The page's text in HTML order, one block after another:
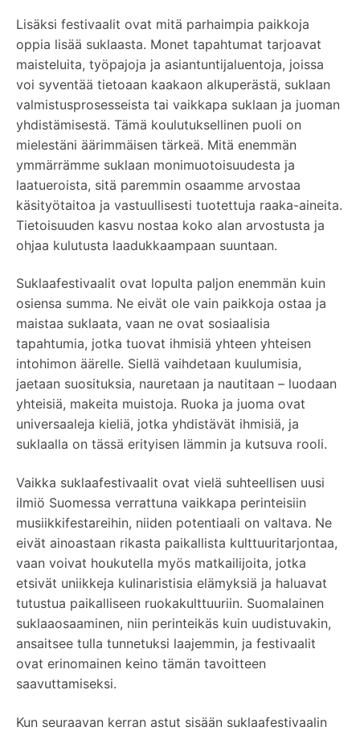
Lisäksi festivaalit ovat mitä parhaimpia paikkoja
oppia lisää suklaasta. Monet tapahtumat tarjoavat
maisteluita, työpajoja ja asiantuntijaluentoja, joissa
voi syventää tietoaan kaakaon alkuperästä, suklaan
valmistusprosesseista tai vaikkapa suklaan ja juoman
yhdistämisestä. Tämä koulutuksellinen puoli on
mielestäni äärimmäisen tärkeä. Mitä enemmän
ymmärrämme suklaan monimuotoisuudesta ja
laatueroista, sitä paremmin osaamme arvostaa
käsityötaitoa ja vastuullisesti tuotettuja raaka-aineita.
Tietoisuuden kasvu nostaa koko alan arvostusta ja
ohjaa kulutusta laadukkaampaan suuntaan.
Suklaafestivaalit ovat lopulta paljon enemmän kuin
osiensa summa. Ne eivät ole vain paikkoja ostaa ja
maistaa suklaata, vaan ne ovat sosiaalisia
tapahtumia, jotka tuovat ihmisiä yhteen yhteisen
intohimon äärelle. Siellä vaihdetaan kuulumisia,
jaetaan suosituksia, nauretaan ja nautitaan – luodaan
yhteisiä, makeita muistoja. Ruoka ja juoma ovat
universaaleja kieliä, jotka yhdistävät ihmisiä, ja
suklaalla on tässä erityisen lämmin ja kutsuva rooli.
Vaikka suklaafestivaalit ovat vielä suhteellisen uusi
ilmiö Suomessa verrattuna vaikkapa perinteisiin
musiikkifestareihin, niiden potentiaali on valtava. Ne
eivät ainoastaan rikasta paikallista kulttuuritarjontaa,
vaan voivat houkutella myös matkailijoita, jotka
etsivät uniikkeja kulinaristisia elämyksiä ja haluavat
tutustua paikalliseen ruokakulttuuriin. Suomalainen
suklaaosaaminen, niin perinteikäs kuin uudistuvakin,
ansaitsee tulla tunnetuksi laajemmin, ja festivaalit
ovat erinomainen keino tämän tavoitteen
saavuttamiseksi.
Kun seuraavan kerran astut sisään suklaafestivaalin